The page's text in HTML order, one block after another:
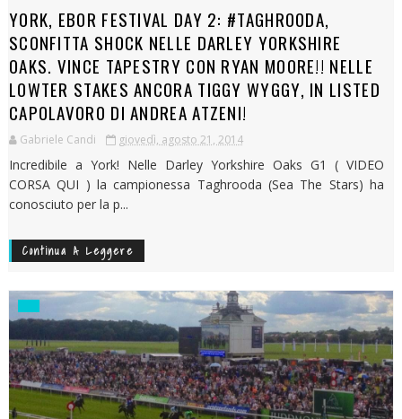
YORK, EBOR FESTIVAL DAY 2: #TAGHROODA,
SCONFITTA SHOCK NELLE DARLEY YORKSHIRE
OAKS. VINCE TAPESTRY CON RYAN MOORE!! NELLE
LOWTER STAKES ANCORA TIGGY WYGGY, IN LISTED
CAPOLAVORO DI ANDREA ATZENI!
Gabriele Candi giovedì, agosto 21, 2014
Incredibile a York! Nelle Darley Yorkshire Oaks G1 ( VIDEO
CORSA QUI ) la campionessa Taghrooda (Sea The Stars) ha
conosciuto per la p...
Continua A Leggere